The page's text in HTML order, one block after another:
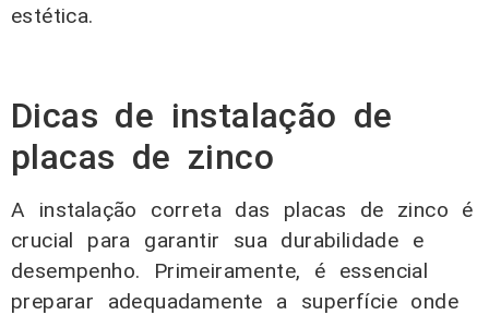
estética.
Dicas de instalação de
placas de zinco
A instalação correta das placas de zinco é
crucial para garantir sua durabilidade e
desempenho. Primeiramente, é essencial
preparar adequadamente a superfície onde